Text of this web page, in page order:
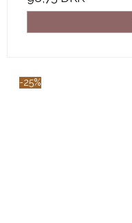
-25%